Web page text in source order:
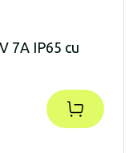
7A IP65 cu